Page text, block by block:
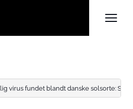
virus fundet blandt danske solsorte: